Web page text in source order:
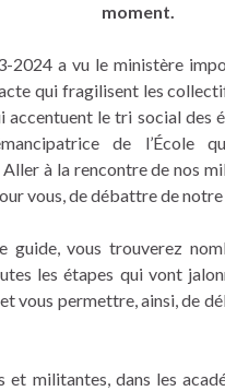
moment.
2024 a vu le ministère
qui fragilisent les
accentuent le tri social des
de l’École
Aller à la rencontre de nos
vous, de débattre de
guide, vous trouverez
les étapes qui vont
vous permettre, ainsi, de
et militantes, dans les